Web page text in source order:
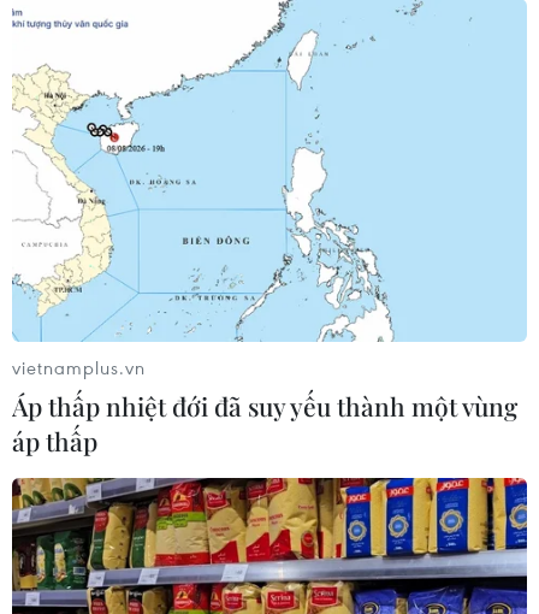
vietnamplus.vn
Áp thấp nhiệt đới đã suy yếu thành một vùng
áp thấp